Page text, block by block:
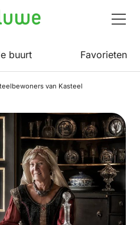
buurt Favorieten
van Kasteel